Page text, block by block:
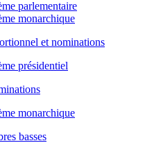
parlementaire
monarchique
et nominations
présidentiel
monarchique
basses